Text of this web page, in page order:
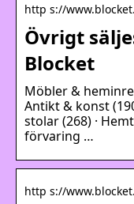
http s://
Övrigt
Blocket
Möbler &
Antikt & konst
stolar (268) ·
förvaring …
http s://